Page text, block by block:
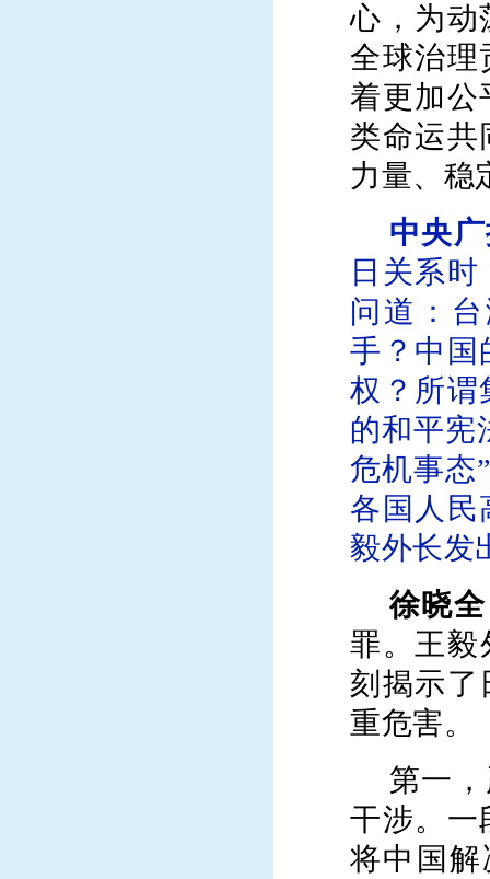
心，为动
全球治理
着更加公
类命运共
力量、稳
中央
日关系
问道：
手？中国
权？所谓
的和平宪
危机事态
各国人民
毅外长发
徐晓
罪。王毅
刻揭示了
重危害。
第一
干涉。一
将中国